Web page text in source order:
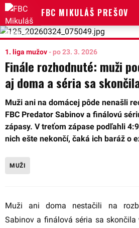
FBC MIKULÁŠ PREŠOV
1. liga mužov-po 23. 3. 2026
Finále rozhodnuté: muži
aj doma a séria sa
Muži ani na domácej pôde nenašli
FBC Predator Sabinov a finálovú
zápasy. V treťom zápase podľahli
nich ešte nekončí, čaká ich baráž o
MUŽI
Muži ani doma nestačili na
Sabinov a finálová séria sa